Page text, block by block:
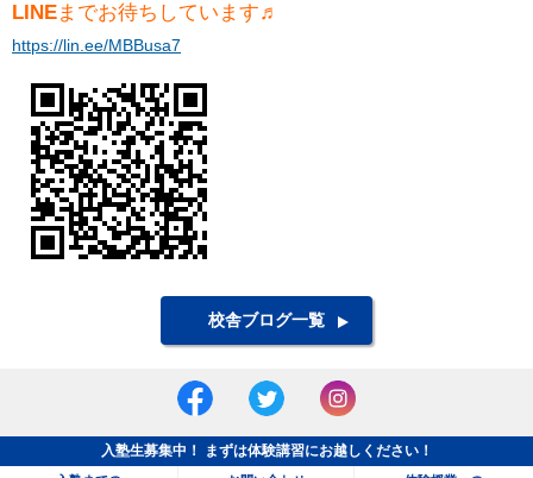
LINEまでお待ちしています♬
https://lin.ee/MBBusa7
校舎ブログ一覧
入塾生募集中！ まずは体験講習にお越しください！